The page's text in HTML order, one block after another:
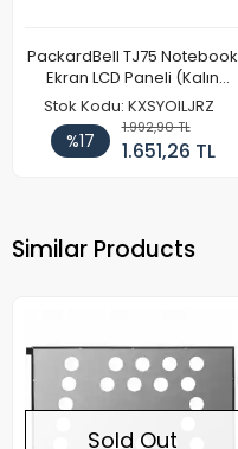
PackardBell TJ75 Notebook
Ekran LCD Paneli (Kalın
Kasa)
Stok Kodu: KXSYOILJRZ
%17
1.992,90 TL
1.651,26 TL
Similar Products
Sold Out